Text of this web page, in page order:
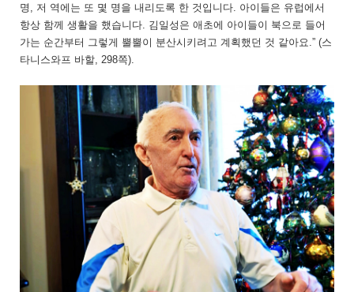
명, 저 역에는 또 몇 명을 내리도록 한 것입니다. 아이들은 유럽에서
항상 함께 생활을 했습니다. 김일성은 애초에 아이들이 북으로 들어
가는 순간부터 그렇게 뿔뿔이 분산시키려고 계획했던 것 같아요.” (스
타니스와프 바할, 298쪽).